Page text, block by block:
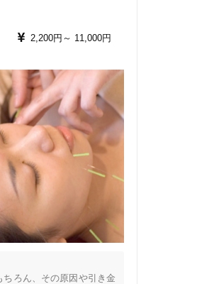
2,200円～ 11,000円
ろん、その原因や引き金